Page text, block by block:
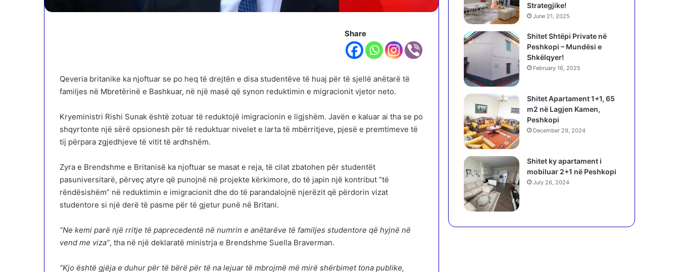
Share
Qeveria britanike ka njoftuar se po heq të drejtën e disa studentëve të huaj për të sjellë anëtarë të
familjes në Mbretërinë e Bashkuar, në një masë që synon reduktimin e migracionit vjetor neto.
Kryeministri Rishi Sunak është zotuar të reduktojë imigracionin e ligjshëm. Javën e kaluar ai tha se po
shqyrtonte një sërë opsionesh për të reduktuar nivelet e larta të mbërritjeve, pjesë e premtimeve të
tij përpara zgjedhjeve të vitit të ardhshëm.
Zyra e Brendshme e Britanisë ka njoftuar se masat e reja, të cilat zbatohen për studentët
pasuniversitarë, përveç atyre që punojnë në projekte kërkimore, do të japin një kontribut “të
rëndësishëm” në reduktimin e imigracionit dhe do të parandalojnë njerëzit që përdorin vizat
studentore si një derë të pasme për të gjetur punë në Britani.
“Ne kemi parë një rritje të paprecedentë në numrin e anëtarëve të familjes studentore që hyjnë në
vend me viza”, tha në një deklaratë ministrja e Brendshme Suella Braverman.
“Kjo është gjëja e duhur për të bërë për të na lejuar të mbrojmë më mirë shërbimet tona publike,
Strategjike!
June 21, 2025
Shitet Shtëpi Private në
Peshkopi – Mundësi e
Shkëlqyer!
February 16, 2025
Shitet Apartament 1+1, 65
m2 në Lagjen Kamen,
Peshkopi
December 29, 2024
Shitet ky apartament i
mobiluar 2+1 në Peshkopi
July 26, 2024